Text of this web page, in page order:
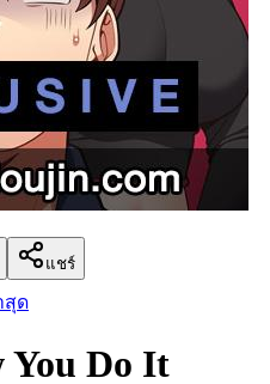
แชร์
สุด
You Do It